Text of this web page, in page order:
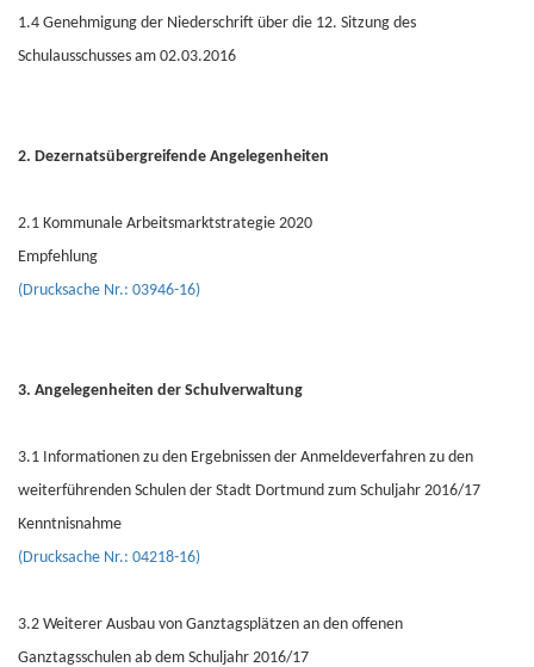
1.4 Genehmigung der Niederschrift über die 12. Sitzung des
Schulausschusses am 02.03.2016
2. Dezernatsübergreifende Angelegenheiten
2.1 Kommunale Arbeitsmarktstrategie 2020
Empfehlung
(Drucksache Nr.: 03946-16)
3. Angelegenheiten der Schulverwaltung
3.1 Informationen zu den Ergebnissen der Anmeldeverfahren zu den
weiterführenden Schulen der Stadt Dortmund zum Schuljahr 2016/17
Kenntnisnahme
(Drucksache Nr.: 04218-16)
3.2 Weiterer Ausbau von Ganztagsplätzen an den offenen
Ganztagsschulen ab dem Schuljahr 2016/17